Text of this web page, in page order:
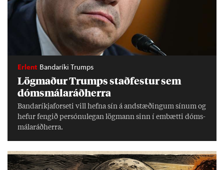
Erlent Bandaríki Trumps
Lög­mað­ur Trumps stað­fest­ur sem
dóms­mála­ráð­herra
Banda­ríkja­for­seti vill hefna sín á and­stæð­ing­um sín­um og
hef­ur feng­ið per­sónu­leg­an lög­mann sinn í embætti dóms­
mála­ráð­herra.